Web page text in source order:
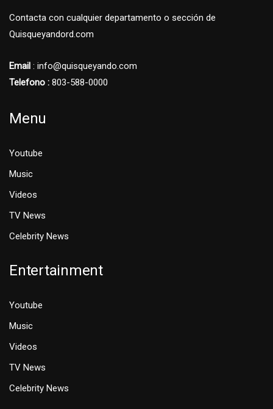
Contacta con cualquier departamento o sección de
Quisqueyandord.com
Email : info@quisqueyando.com
Telefono : 803-588-0000
Menu
Youtube
Music
Videos
TV News
Celebrity News
Entertainment
Youtube
Music
Videos
TV News
Celebrity News